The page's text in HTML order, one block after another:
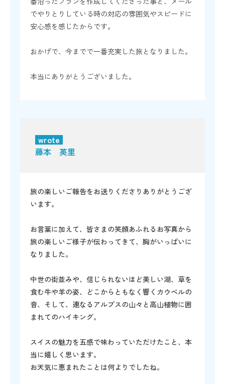
でやりとりしている時の対応の雰囲気やスピードに
安心感を感じたからです。
おかげで、今までで一番充実した旅となりました。
本当にありがとうございました。
wrote
藤本 英里
旅の楽しいご報告をお送りくださりありがとうござ
います。
お言葉に加えて、皆さまの笑顔あふれるお写真から
旅の楽しいご様子が伝わってきて、胸がいっぱいに
なりました。
中世の街並みや、信じられないほど美しい湖、草を
食む牛や羊の姿、どこからともなく響くカウベルの
音、そして、連なるアルプスの山々と高山植物に囲
まれてのハイキング。
スイスの魅力を五感で味わっていただけたこと、本
当に嬉しく思います。
お天気に恵まれたことは何よりでしたね。